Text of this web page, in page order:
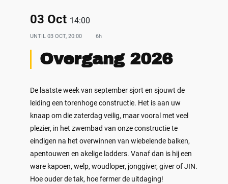
03 Oct 14:00
UNTIL 03 OCT, 20:00 6h
Overgang 2026
De laatste week van september sjort en sjouwt de
leiding een torenhoge constructie. Het is aan uw
knaap om die zaterdag veilig, maar vooral met veel
plezier, in het zwembad van onze constructie te
eindigen na het overwinnen van wiebelende balken,
apentouwen en akelige ladders. Vanaf dan is hij een
ware kapoen, welp, woudloper, jonggiver, giver of JIN.
Hoe ouder de tak, hoe fermer de uitdaging!